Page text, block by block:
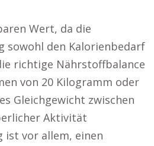
Wert, da die
sowohl den Kalorienbedarf
richtige Nährstoffbalance
von 20 Kilogramm oder
Gleichgewicht zwischen
Aktivität
ist vor allem, einen